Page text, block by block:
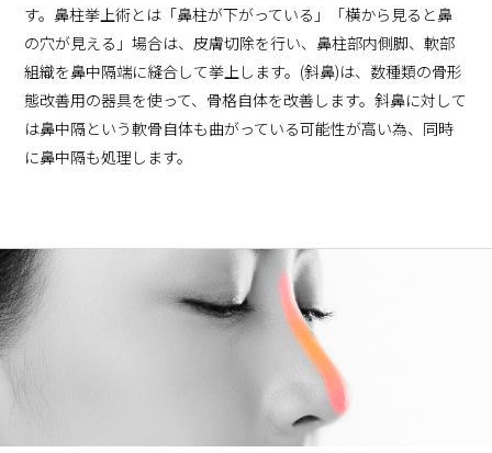
す。鼻柱挙上術とは「鼻柱が下がっている」「横から見ると鼻
の穴が見える」場合は、皮膚切除を行い、鼻柱部内側脚、軟部
組織を鼻中隔端に縫合して挙上します。(斜鼻)は、数種類の骨形
態改善用の器具を使って、骨格自体を改善します。斜鼻に対して
は鼻中隔という軟骨自体も曲がっている可能性が高い為、同時
に鼻中隔も処理します。